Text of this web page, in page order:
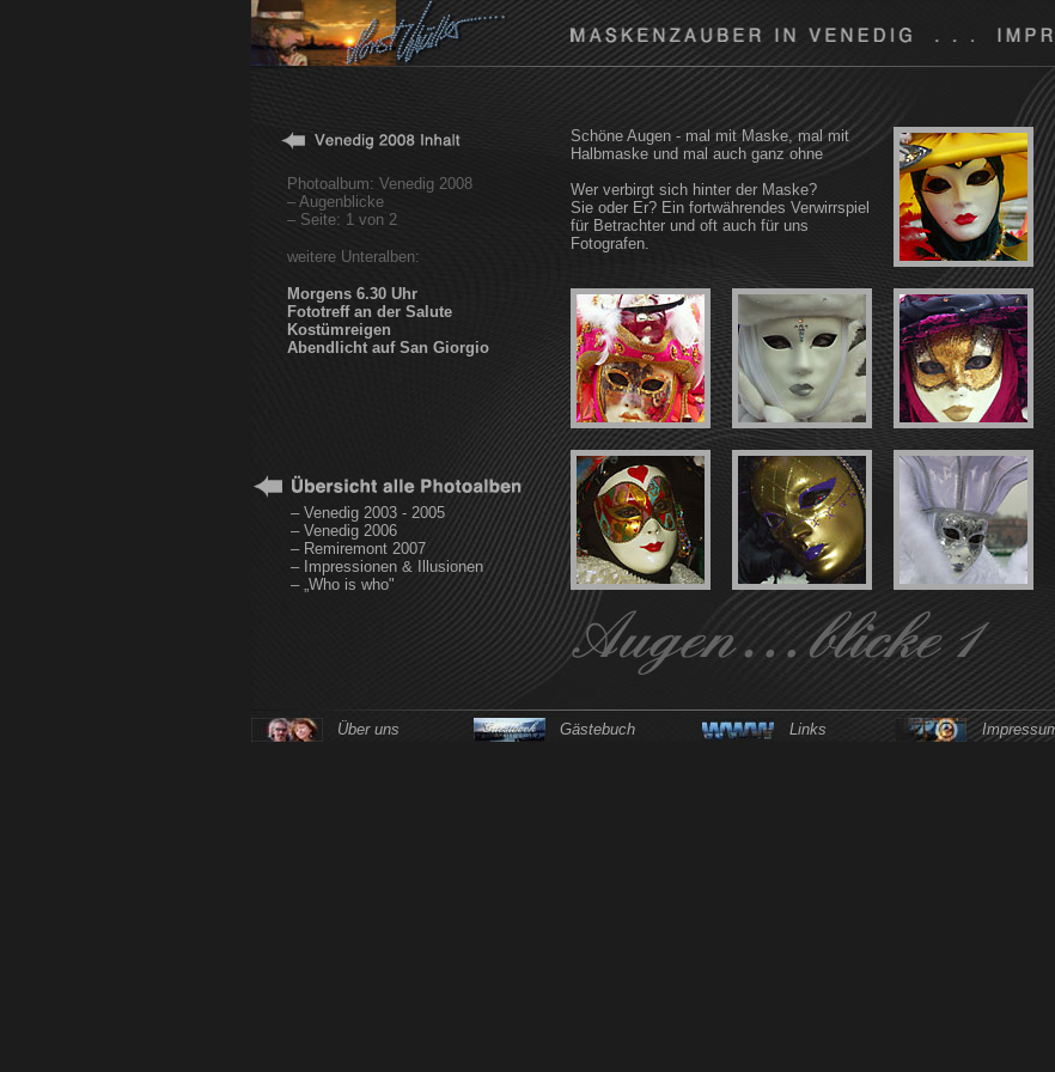
– Venedig 2003 - 2005
– Venedig 2006
– Remiremont 2007
– Impressionen & Illusionen
– „Who is who"
Schöne Augen - mal mit Maske, mal mit
Halbmaske und mal auch ganz ohne
Wer verbirgt sich hinter der Maske?
Sie oder Er? Ein fortwährendes Verwirrspiel
für Betrachter und oft auch für uns
Fotografen.
Photoalbum: Venedig 2008
– Augenblicke
– Seite: 1 von 2
weitere Unteralben:
Morgens 6.30 Uhr
Fototreff an der Salute
Kostümreigen
Abendlicht auf San Giorgio
Über uns Gästebuch Links